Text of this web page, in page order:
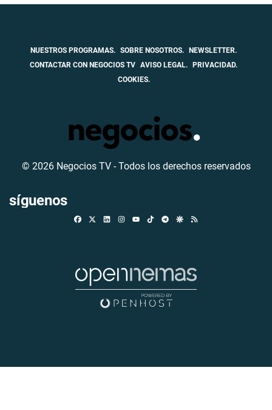
NUESTROS PROGRAMAS. SOBRE NOSOTROS. NEWSLETTER.
CONTACTAR CON NEGOCIOS TV AVISO LEGAL. PRIVACIDAD.
COOKIES.
© 2026 Negocios TV - Todos los derechos reservados
síguenos
FacebookLinkedinInstagramTikTokTelegramGoogle Discover